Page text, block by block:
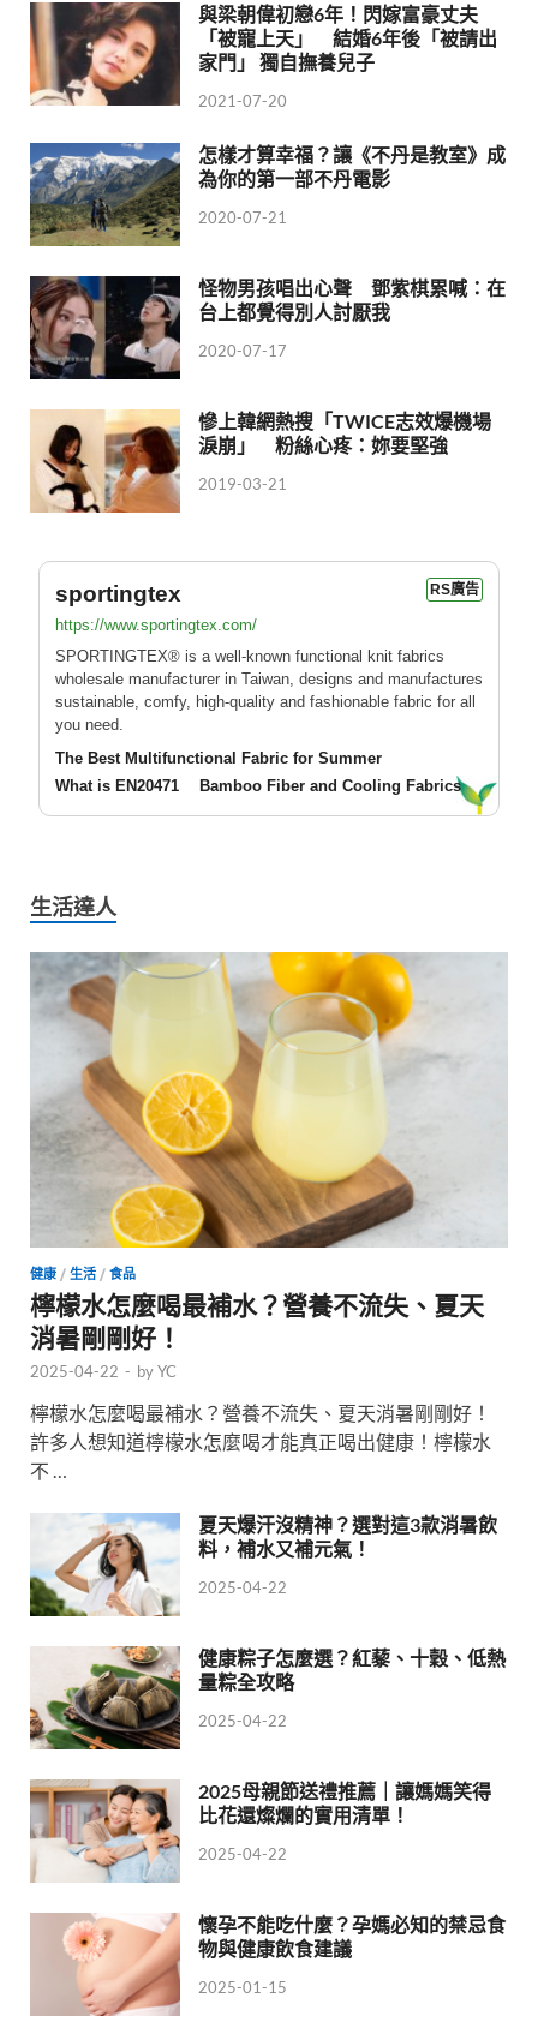
與梁朝偉初戀6年！閃嫁富豪丈夫
「被寵上天」 結婚6年後「被請出
家門」 獨自撫養兒子
2021-07-20
怎樣才算幸福？讓《不丹是教室》成
為你的第一部不丹電影
2020-07-21
怪物男孩唱出心聲 鄧紫棋累喊：在
台上都覺得別人討厭我
2020-07-17
慘上韓網熱搜「TWICE志效爆機場
淚崩」 粉絲心疼：妳要堅強
2019-03-21
sportingtex RS廣告
https://www.sportingtex.com/
SPORTINGTEX® is a well-known functional knit fabrics
wholesale manufacturer in Taiwan, designs and manufactures
sustainable, comfy, high-quality and fashionable fabric for all
you need.
The Best Multifunctional Fabric for Summer
What is EN20471
Bamboo Fiber and Cooling Fabrics
生活達人
健康 / 生活 / 食品
檸檬水怎麼喝最補水？營養不流失、夏天
消暑剛剛好！
2025-04-22 - byYC
檸檬水怎麼喝最補水？營養不流失、夏天消暑剛剛好！
許多人想知道檸檬水怎麼喝才能真正喝出健康！檸檬水
不 …
夏天爆汗沒精神？選對這3款消暑飲
料，補水又補元氣！
2025-04-22
健康粽子怎麼選？紅藜、十穀、低熱
量粽全攻略
2025-04-22
2025母親節送禮推薦｜讓媽媽笑得
比花還燦爛的實用清單！
2025-04-22
懷孕不能吃什麼？孕媽必知的禁忌食
物與健康飲食建議
2025-01-15